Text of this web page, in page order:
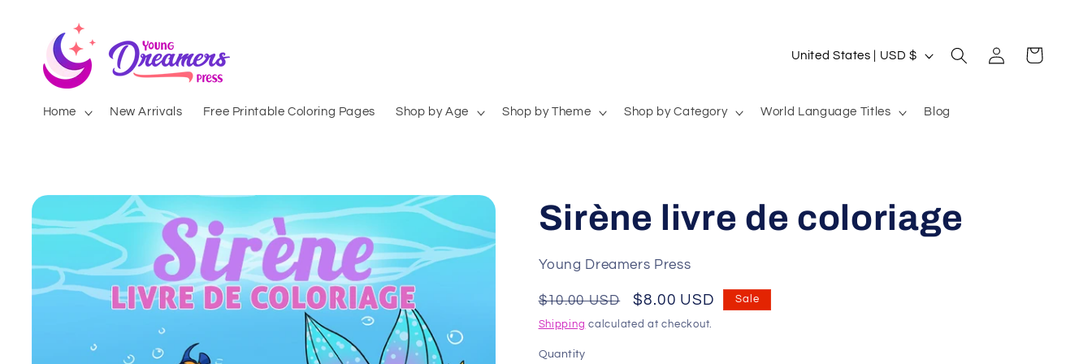
content
Home New Arrivals Free Printable Coloring Pages Shop by Age Shop by Theme Shop by Category World Language Titles Blog
C
u
y
United States | USD $
Log
in
Cart
Skip to
product
information
Sirène livre de coloriage
Young Dreamers Press
Regular
price
$10.00 USD
Sale
price
$8.00 USD Sale
Shipping calculated at checkout.
Quantity